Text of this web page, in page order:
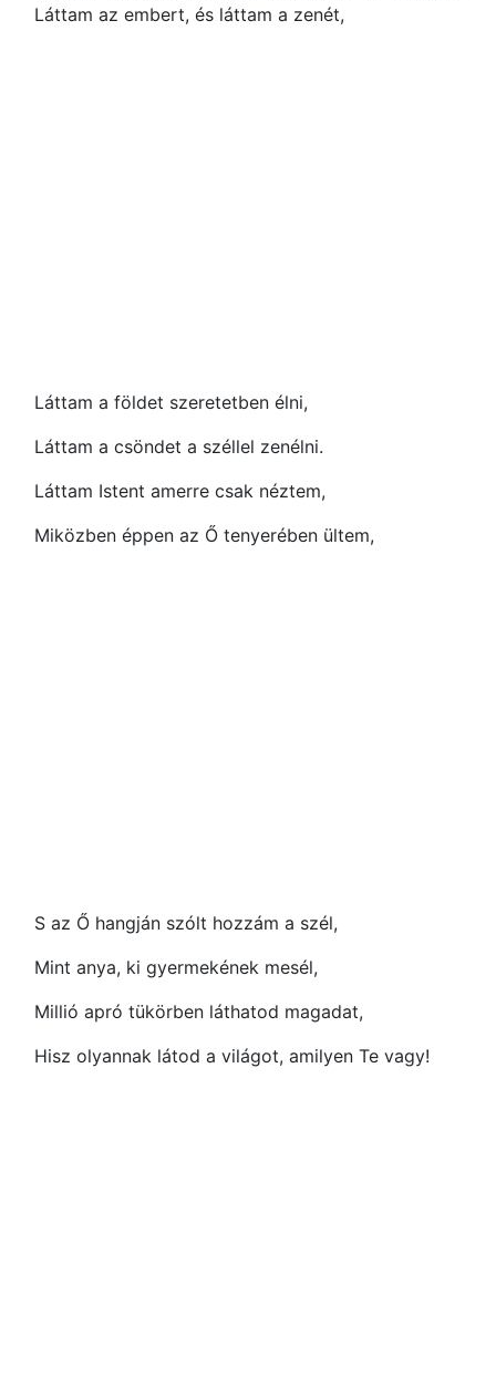
Láttam az embert, és láttam a zenét,
Láttam a földet szeretetben élni,
Láttam a csöndet a széllel zenélni.
Láttam Istent amerre csak néztem,
Miközben éppen az Ő tenyerében ültem,
S az Ő hangján szólt hozzám a szél,
Mint anya, ki gyermekének mesél,
Millió apró tükörben láthatod magadat,
Hisz olyannak látod a világot, amilyen Te vagy!